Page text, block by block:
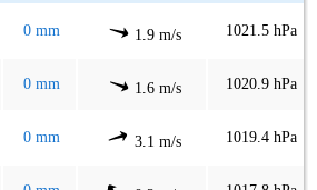
0 mm 1.9 m/s 1021.5 hPa
0 mm 1.6 m/s 1020.9 hPa
0 mm 3.1 m/s 1019.4 hPa